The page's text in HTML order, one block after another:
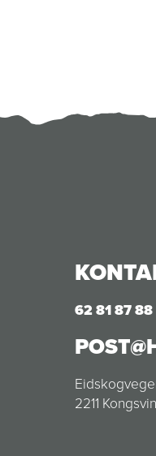
62 81 87 88
2211